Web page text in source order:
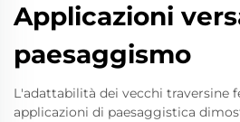
Applicazioni
paesaggismo
L'adattabilità dei vecchi traversine
applicazioni di paesaggistica